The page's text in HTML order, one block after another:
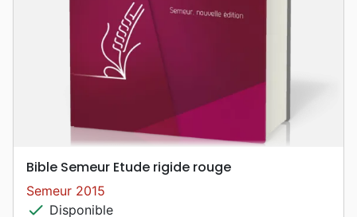
Bible Semeur Etude rigide rouge
Semeur 2015
check Disponible